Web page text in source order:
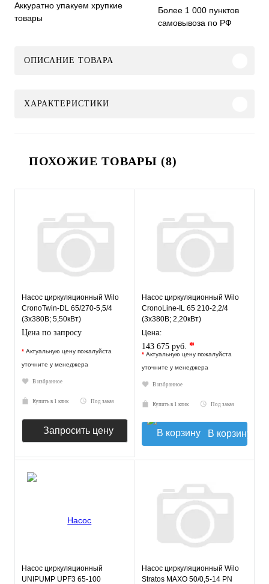
Аккуратно упакуем хрупкие
товары
Более 1 000 пунктов
самовывоза по РФ
ОПИСАНИЕ ТОВАРА
ХАРАКТЕРИСТИКИ
ПОХОЖИЕ ТОВАРЫ (8)
Насос циркуляционный Wilo
CronoTwin-DL 65/270-5,5/4
(3х380В; 5,50кВт)
Цена по запросу
* Актуальную цену пожалуйста
уточните у менеджера
В избранное
Купить в 1 клик Под заказ
Запросить цену
Насос циркуляционный Wilo
CronoLine-IL 65 210-2,2/4
(3х380В; 2,20кВт)
Цена:
143 675 руб. *
* Актуальную цену пожалуйста
уточните у менеджера
В избранное
Купить в 1 клик Под заказ
В корзину
Насос циркуляционный
UNIPUMP UPF3 65-100
Насос циркуляционный Wilo
Stratos MAXO 50/0,5-14 PN